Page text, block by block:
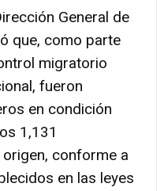
General de
que, como parte
migratorio
fueron
en condición
1,131
conforme a
en las leyes